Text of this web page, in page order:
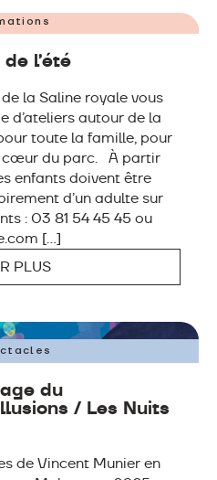
l’été
la Saline royale vous
d’ateliers autour de la
toute la famille, pour
cœur du parc. À partir
enfants doivent être
d’un adulte sur
: 03 81 54 45 45 ou
[…]
PLUS
du
/ Les Nuits
de Vincent Munier en